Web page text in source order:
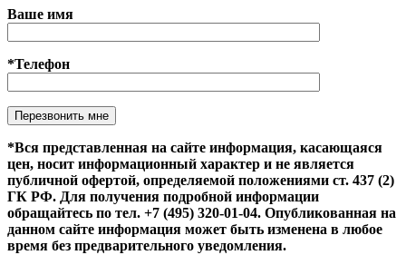
Ваше имя
*Телефон
Оставьте это поле пустым.
*Вся представленная на сайте информация, касающаяся
цен, носит информационный характер и не является
публичной офертой, определяемой положениями ст. 437 (2)
ГК РФ. Для получения подробной информации
обращайтесь по тел. +7 (495) 320-01-04. Опубликованная на
данном сайте информация может быть изменена в любое
время без предварительного уведомления.